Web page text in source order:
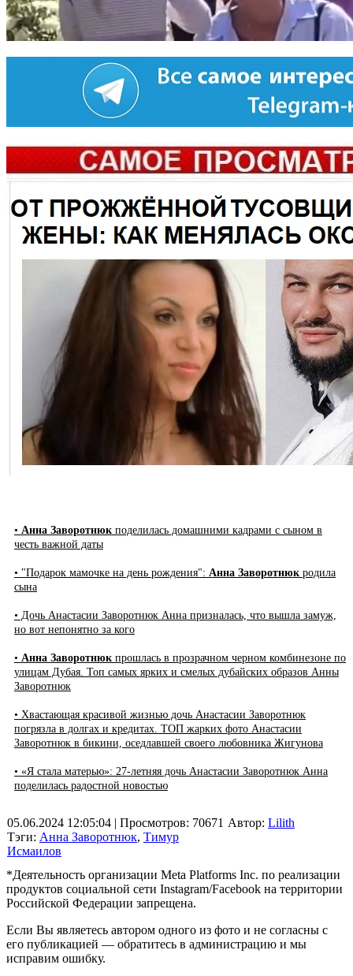
• Анна Заворотнюк поделилась домашними кадрами с сыном в
честь важной даты
• "Подарок мамочке на день рождения": Анна Заворотнюк родила
сына
• Дочь Анастасии Заворотнюк Анна призналась, что вышла замуж,
но вот непонятно за кого
• Анна Заворотнюк прошлась в прозрачном черном комбинезоне по
улицам Дубая. Топ самых ярких и смелых дубайских образов Анны
Заворотнюк
• Хвастающая красивой жизнью дочь Анастасии Заворотнюк
погрязла в долгах и кредитах. ТОП жарких фото Анастасии
Заворотнюк в бикини, оседлавшей своего любовника Жигунова
• «Я стала матерью»: 27-летняя дочь Анастасии Заворотнюк Анна
поделилась радостной новостью
05.06.2024 12:05:04 | Просмотров: 70671
Тэги: Анна Заворотнюк, Тимур
Исмаилов
Автор: Lilith
*Деятельность организации Meta Platforms Inc. по реализации
продуктов социальной сети Instagram/Facebook на территории
Российской Федерации запрещена.
Если Вы являетесь автором одного из фото и не согласны с
его публикацией — обратитесь в администрацию и мы
исправим ошибку.